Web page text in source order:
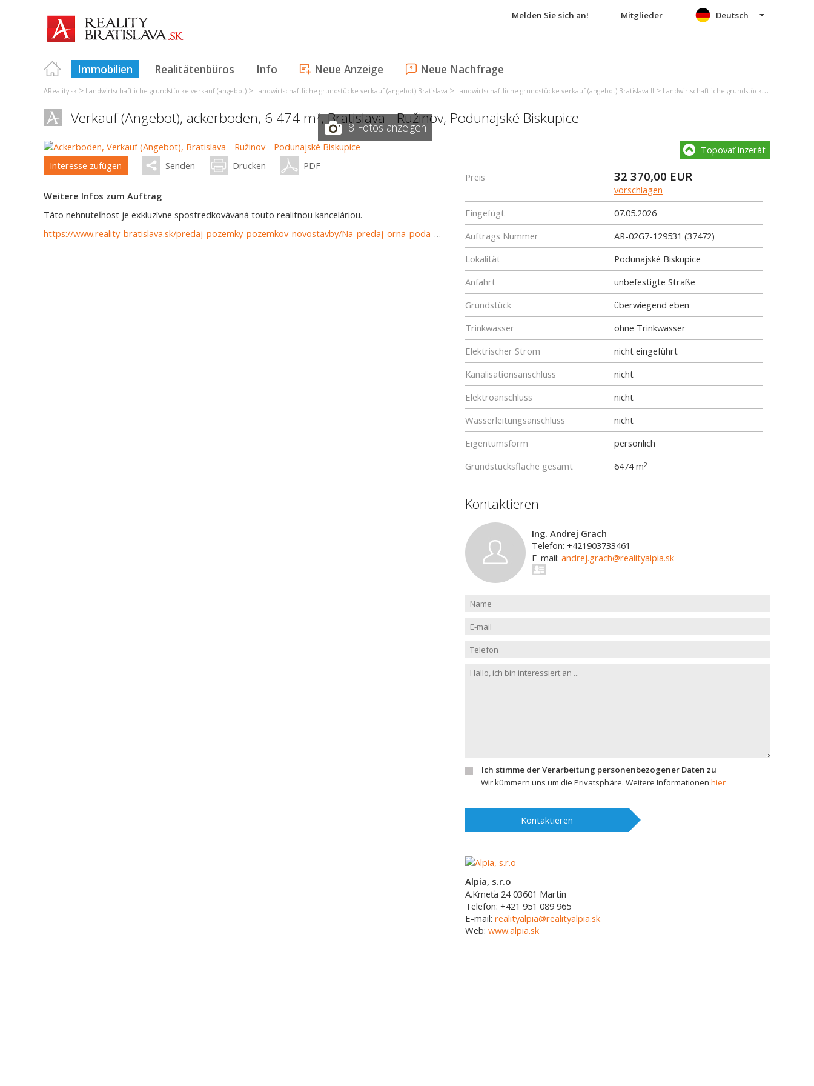
Melden Sie sich an! Mitglieder
Immobilien Realitätenbüros Info Neue Anzeige Neue Nachfrage
Deutsch
AReality.sk > Landwirtschaftliche grundstücke verkauf (angebot) > Landwirtschaftliche grundstücke verkauf (angebot) Bratislava > Landwirtschaftliche grundstücke verkauf (angebot) Bratislava II > Landwirtschaftliche grundstücke verkauf (angebot) Bratislava - Ružinov
Verkauf (Angebot), ackerboden, 6 474 m2,Bratislava - Ružinov, Podunajské Biskupice
8 Fotos anzeigen
Interesse zufügen Senden Drucken PDF
Weitere Infos zum Auftrag
Táto nehnuteľnost je exkluzívne spostredkovávaná touto realitnou kanceláriou.
https://www.reality-bratislava.sk/predaj-pozemky-pozemkov-novostavby/Na-predaj-orna-poda-6-474-m2-v-lokalite-Bajdelska-luka-Podunajske-Biskupice-37472/?utm_source=areality&utm_medium=xml&utm_term=37472&utm_content=chalupa&utm_campaign=portaly
Topovať inzerát
Preis 32 370,00 EUR
vorschlagen
Eingefügt
07.05.2026
Auftrags Nummer
AR-02G7-129531 (37472)
Lokalität
Podunajské Biskupice
Anfahrt
unbefestigte Straße
Grundstück
überwiegend eben
Trinkwasser
ohne Trinkwasser
Elektrischer Strom
nicht eingeführt
Kanalisationsanschluss
nicht
Elektroanschluss
nicht
Wasserleitungsanschluss
nicht
Eigentumsform
persönlich
Grundstücksfläche gesamt
6474 m2
Kontaktieren
Ing. Andrej Grach
Telefon: +421903733461
E-mail: andrej.grach@realityalpia.sk
Ich stimme der Verarbeitung personenbezogener Daten zu
Wir kümmern uns um die Privatsphäre. Weitere Informationen hier
Kontaktieren
Alpia, s.r.o
A.Kmeťa 24 03601 Martin
Telefon: +421 951 089 965
E-mail: realityalpia@realityalpia.sk
Web: www.alpia.sk